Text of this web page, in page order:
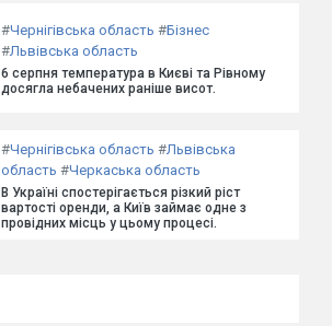
#Чернігівська область #Бізнес
#Львівська область
6 серпня температура в Києві та Рівному
досягла небачених раніше висот.
#Чернігівська область #Львівська
область #Черкаська область
В Україні спостерігається різкий ріст
вартості оренди, а Київ займає одне з
провідних місць у цьому процесі.